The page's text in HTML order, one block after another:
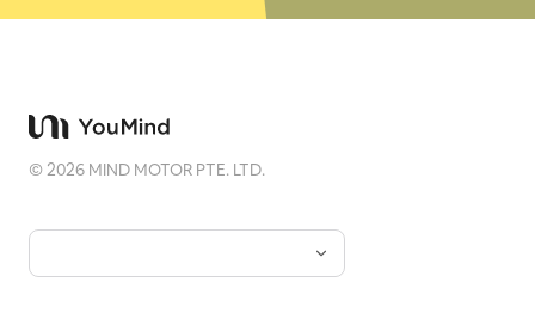
©2026 MIND MOTOR PTE. LTD.